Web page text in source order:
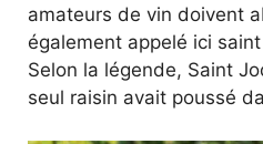
amateurs de vin doivent
également appelé ici
Selon la légende, Saint
seul raisin avait poussé